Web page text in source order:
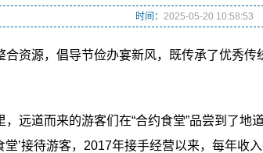
时间： 2025-05-20 10:58:53
资源，倡导节俭办宴新风，既传承了优秀传
道而来的游客们在“合约食堂”品尝到了地
’接待游客，2017年接手经营以来，每年收